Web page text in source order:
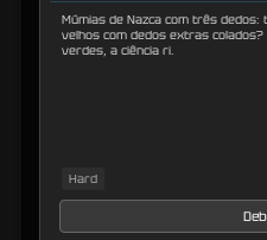
Múmias de Nazca com três
velhos com dedos extras
verdes, a ciência ri.
Hard